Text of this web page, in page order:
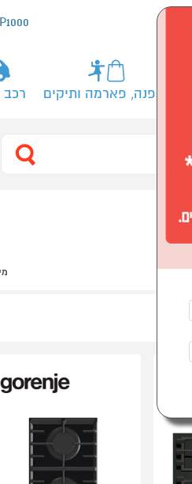
P1000 שלי
אופנה, פארמה ותיקים רכב